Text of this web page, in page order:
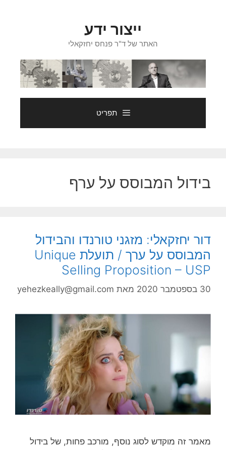
ייצור ידע
האתר של ד"ר פנחס יחזקאלי
תפריט
בידול המבוסס על ערף
דור יחזקאלי: מזגני טורנדו והבידול
המבוסס על ערך / תועלת Unique
Selling Proposition – USP
30 בספטמבר 2020 מאת yehezkeally@gmail.com
מאמר זה מוקדש לסוג נוסף, מורכב פחות, של בידול